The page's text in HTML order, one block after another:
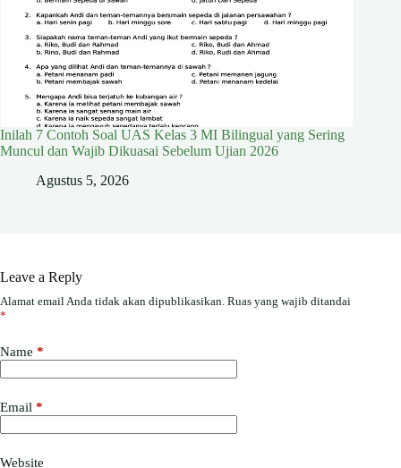
Inilah 7 Contoh Soal UAS Kelas 3 MI Bilingual yang Sering
Muncul dan Wajib Dikuasai Sebelum Ujian 2026
Agustus 5, 2026
Leave a Reply
Alamat email Anda tidak akan dipublikasikan. Ruas yang wajib ditandai
*
Name *
Email *
Website